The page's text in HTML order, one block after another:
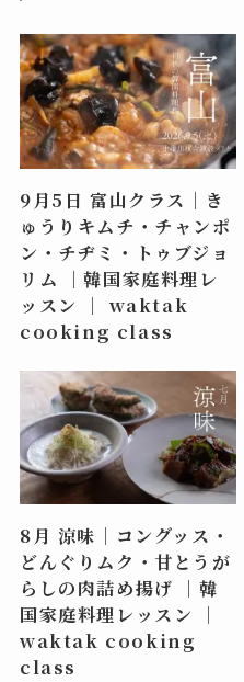
9月5日 富山クラス｜き
ゅうりキムチ・チャンポ
ン・チヂミ・トゥブジョ
リム ｜韓国家庭料理レ
ッスン ｜ waktak
cooking class
8月 涼味｜コングッス・
どんぐりムク・甘とうが
らしの肉詰め揚げ ｜韓
国家庭料理レッスン ｜
waktak cooking
class